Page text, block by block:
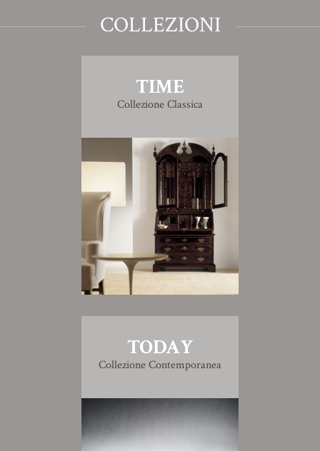
COLLEZIONI
TIME
Collezione Classica
TODAY
Collezione Contemporanea